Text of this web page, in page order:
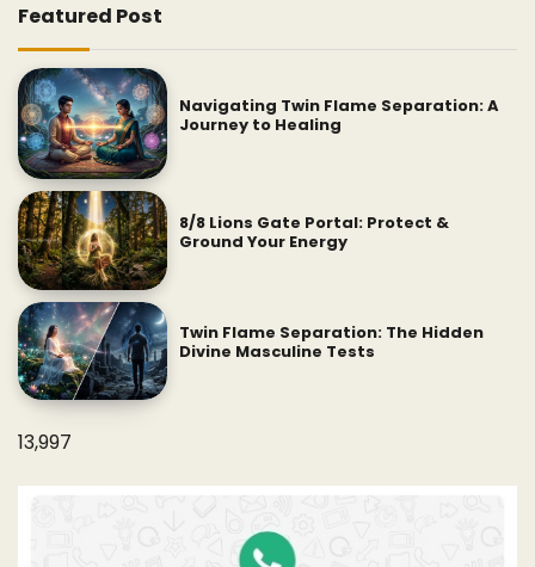
Featured Post
Navigating Twin Flame Separation: A
Journey to Healing
8/8 Lions Gate Portal: Protect &
Ground Your Energy
Twin Flame Separation: The Hidden
Divine Masculine Tests
13,997